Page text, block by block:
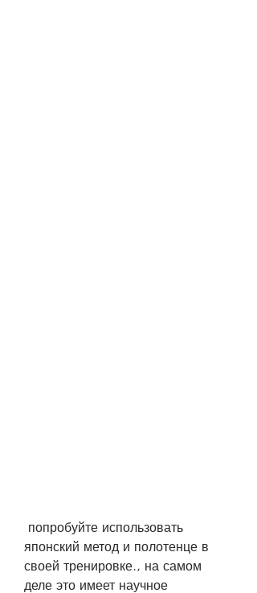
японский метод и полотенце в
своей тренировке., на самом
деле это имеет научное